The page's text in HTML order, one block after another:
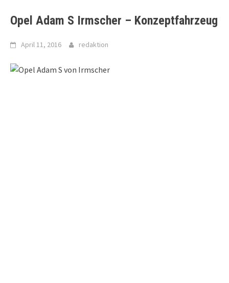
Opel Adam S Irmscher – Konzeptfahrzeug
April 11, 2016 redaktion